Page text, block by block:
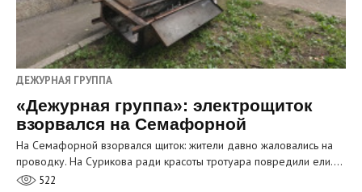
ДЕЖУРНАЯ ГРУППА
«Дежурная группа»: электрощиток
взорвался на Семафорной
На Семафорной взорвался щиток: жители давно жаловались на
проводку. На Сурикова ради красоты тротуара повредили ели.…
522